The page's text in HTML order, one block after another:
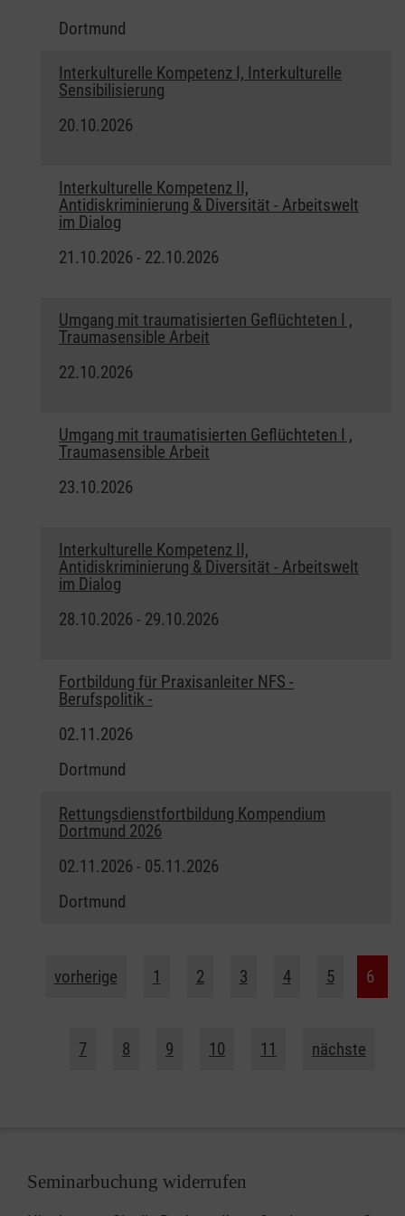
Dortmund
Interkulturelle Kompetenz I, Interkulturelle
Sensibilisierung
20.10.2026
Interkulturelle Kompetenz II,
Antidiskriminierung & Diversität - Arbeitswelt
im Dialog
21.10.2026 - 22.10.2026
Umgang mit traumatisierten Geflüchteten I ,
Traumasensible Arbeit
22.10.2026
Umgang mit traumatisierten Geflüchteten I ,
Traumasensible Arbeit
23.10.2026
Interkulturelle Kompetenz II,
Antidiskriminierung & Diversität - Arbeitswelt
im Dialog
28.10.2026 - 29.10.2026
Fortbildung für Praxisanleiter NFS -
Berufspolitik -
02.11.2026
Dortmund
Rettungsdienstfortbildung Kompendium
Dortmund 2026
02.11.2026 - 05.11.2026
Dortmund
vorherige 1 2 3 4 5 6
7 8 9 10 11 nächste
Seminarbuchung widerrufen